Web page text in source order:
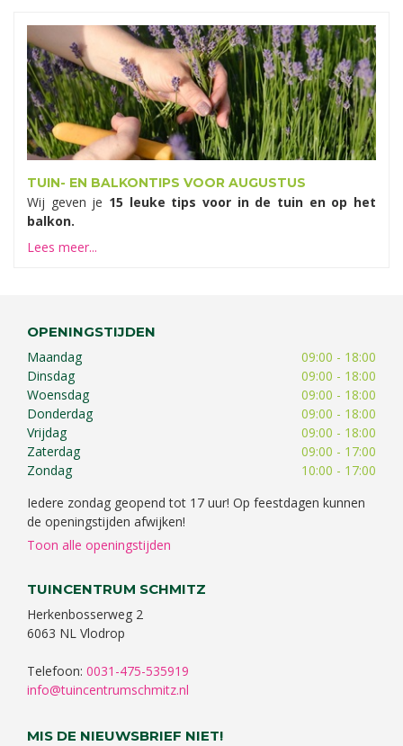
TUIN- EN BALKONTIPS VOOR AUGUSTUS
Wij geven je 15 leuke tips voor in de tuin en op het
balkon.
Lees meer...
OPENINGSTIJDEN
Maandag
09:00 - 18:00
Dinsdag
09:00 - 18:00
Woensdag
09:00 - 18:00
Donderdag
09:00 - 18:00
Vrijdag
09:00 - 18:00
Zaterdag
09:00 - 17:00
Zondag
10:00 - 17:00
Iedere zondag geopend tot 17 uur! Op feestdagen kunnen
de openingstijden afwijken!
Toon alle openingstijden
TUINCENTRUM SCHMITZ
Herkenbosserweg 2
6063 NL Vlodrop
Telefoon: 0031-475-535919
info@tuincentrumschmitz.nl
MIS DE NIEUWSBRIEF NIET!